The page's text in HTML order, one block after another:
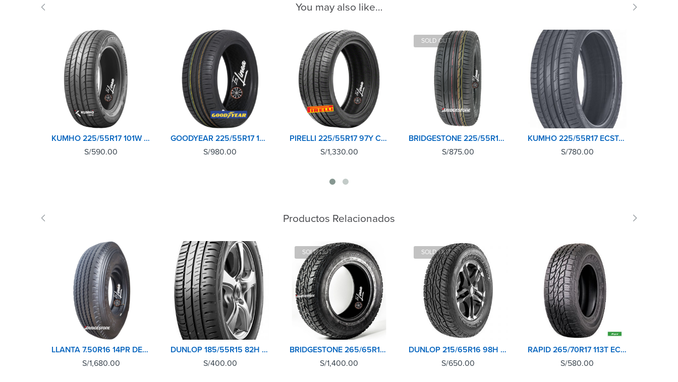
You may also like…
KUMHO 225/55R17 101W XL ECSTA HS52 KR
S/590.00
GOODYEAR 225/55R17 101W EFFICIENTGRIP PERFORMANCE
S/980.00
PIRELLI 225/55R17 97Y CINTURATO P7 MO
S/1,330.00
SOLD OUT
BRIDGESTONE 225/55R17 97W TURANZA T001
S/875.00
KUMHO 225/55R17 ECSTA PS71
S/780.00
Productos Relacionados
LLANTA 7.50R16 14PR DELANTERA BRIDGESTONE
S/1,680.00
DUNLOP 185/55R15 82H SP TOURING R1
S/400.00
SOLD OUT
BRIDGESTONE 265/65R17 112T DUELER AT694
S/1,400.00
SOLD OUT
DUNLOP 215/65R16 98H GRANDTREK AT3 TL
S/650.00
RAPID 265/70R17 113T ECOLANDER AT
S/580.00